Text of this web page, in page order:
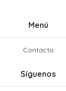
Menú
Contacto
Síguenos